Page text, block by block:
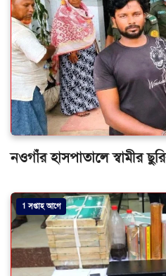
নওগাঁর হাসপাতালে স্বামীর
1 সপ্তাহ আগে